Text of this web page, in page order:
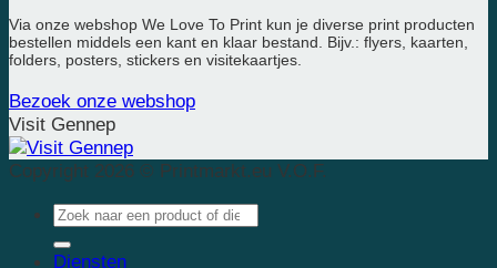
Via onze webshop We Love To Print kun je diverse print producten
bestellen middels een kant en klaar bestand. Bijv.: flyers, kaarten,
folders, posters, stickers en visitekaartjes.
Bezoek onze webshop
Visit Gennep
Copyright 2026 © Printmarkt.eu V.O.F.
Diensten